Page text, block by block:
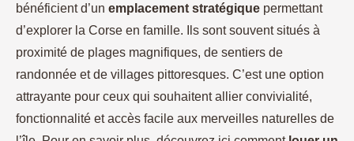
bénéficient d’un emplacement stratégique permettant
d’explorer la Corse en famille. Ils sont souvent situés à
proximité de plages magnifiques, de sentiers de
randonnée et de villages pittoresques. C’est une option
attrayante pour ceux qui souhaitent allier convivialité,
fonctionnalité et accès facile aux merveilles naturelles de